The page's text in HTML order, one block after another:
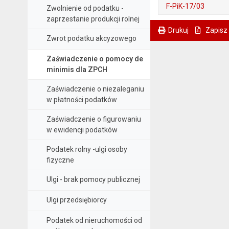
Zwolnienie od podatku -
zaprzestanie produkcji rolnej
Zwrot podatku akcyzowego
Zaświadczenie o pomocy de
minimis dla ZPCH
Zaświadczenie o niezaleganiu
w płatności podatków
Zaświadczenie o figurowaniu
w ewidencji podatków
Podatek rolny -ulgi osoby
fizyczne
Ulgi - brak pomocy publicznej
Ulgi przedsiębiorcy
Podatek od nieruchomości od
F-PiK-17/03
Drukuj Zapisz